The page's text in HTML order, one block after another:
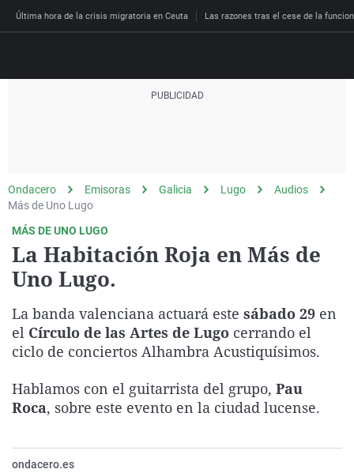
Última hora de la crisis migratoria en Ceuta Las razones tras el cese de la
Por fin
La brújula
Radioestadio noche
El colegio invisible
Gente viajera
Malas decisiones
El viaje del Guernica
Prohibido morirse
Esto no ha pasado
Retornados
Operación Viuda
España
Aragón
Cantabria
Comunidad de Madrid
Comunitat Valenciana
Galicia
Navarra
Economía
Deportes
Baloncesto
Motor
El tiempo
Mundo
Cultura
Gastronomía
Medio ambiente
Televisión
Ondacero Emisoras Galicia Lugo
Audios
Más de Uno Lugo
MÁS DE UNO LUGO
La Habitación Roja en Más de
Uno Lugo.
La banda valenciana actuará este sábado 29 en
el Círculo de las Artes de Lugo cerrando el
ciclo de conciertos Alhambra Acustiquísimos.
Hablamos con el guitarrista del grupo, Pau
Roca, sobre este evento en la ciudad lucense.
ondacero.es